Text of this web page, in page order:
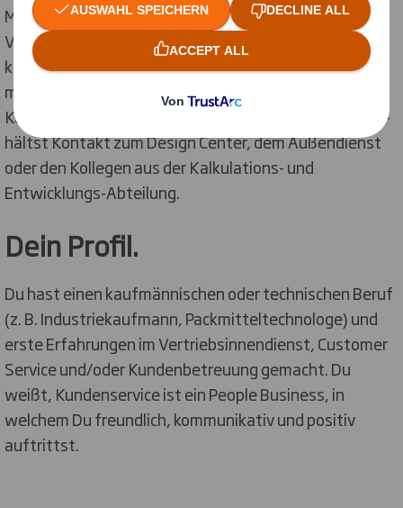
Miteinander in unserem Verkauf und
Vertriebsinnendienst. Mit Deinem technischen und
kaufmännischen Wissen in der Kundenbetreuung
machst Du unsere nationalen und internationalen
Kunden glücklich und drehst an verschiedenen Tellern -
hältst Kontakt zum Design Center, dem Außendienst
oder den Kollegen aus der Kalkulations- und
Entwicklungs-Abteilung.
Dein Profil.
Du hast einen kaufmännischen oder technischen Beruf
(z. B. Industriekaufmann, Packmitteltechnologe) und
erste Erfahrungen im Vertriebsinnendienst, Customer
Service und/oder Kundenbetreuung gemacht. Du
weißt, Kundenservice ist ein People Business, in
welchem Du freundlich, kommunikativ und positiv
auftrittst.